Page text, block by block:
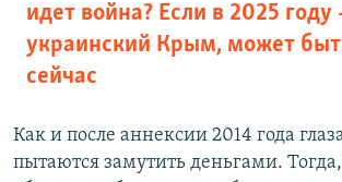
идет война? Если в 2025 году
украинский Крым, может
сейчас
Как и после аннексии 2014 года
пытаются замутить деньгами.